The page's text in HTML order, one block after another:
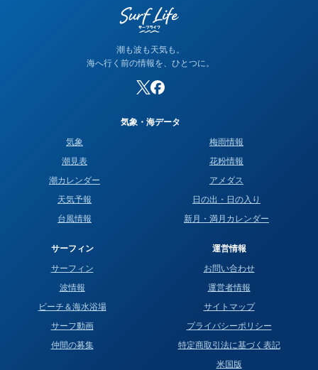
潮も波も天気も。
海へ行く前の情報を、ひとつに。
気象・海データ
気象
潮見表
潮カレンダー
天気予報
台風情報
梅雨情報
花粉情報
アメダス
日の出・日の入り
新月・満月カレンダー
サーフィン
サーフィン
波情報
ビーチ＆海水浴場
サーフ動画
仲間の募集
運営情報
お問い合わせ
運営者情報
サイトマップ
プライバシーポリシー
特定商取引法に基づく表記
米国版